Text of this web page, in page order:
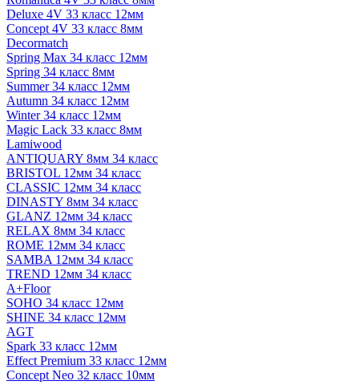
Deluxe 4V 33 класс 12мм
Concept 4V 33 класс 8мм
Decormatch
Spring Max 34 класс 12мм
Spring 34 класс 8мм
Summer 34 класс 12мм
Autumn 34 класс 12мм
Winter 34 класс 12мм
Magic Lack 33 класс 8мм
Lamiwood
ANTIQUARY 8мм 34 класс
BRISTOL 12мм 34 класс
CLASSIC 12мм 34 класс
DINASTY 8мм 34 класс
GLANZ 12мм 34 класс
RELAX 8мм 34 класс
ROME 12мм 34 класс
SAMBA 12мм 34 класс
TREND 12мм 34 класс
A+Floor
SOHO 34 класс 12мм
SHINE 34 класс 12мм
AGT
Spark 33 класс 12мм
Effect Premium 33 класс 12мм
Concept Neo 32 класс 10мм